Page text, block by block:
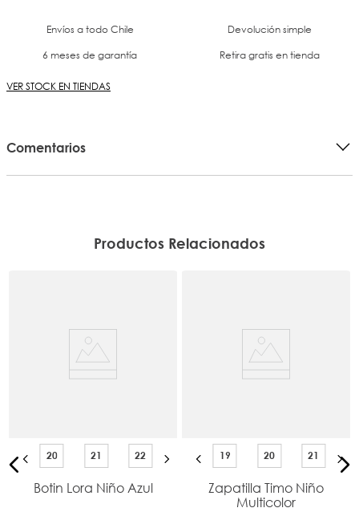
Envíos a todo Chile
Devolución simple
6 meses de garantía
Retira gratis en tienda
VER STOCK EN TIENDAS
Comentarios
Productos Relacionados
20 21 22
Botin Lora Niño Azul
19 20 21
Zapatilla Timo Niño
Multicolor